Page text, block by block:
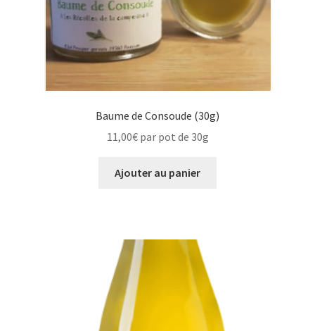
Baume de Consoude (30g)
11,00€ par pot de 30g
Ajouter au panier